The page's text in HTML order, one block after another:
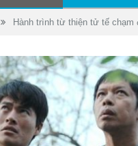
Hành trình từ thiện tử tế chạm